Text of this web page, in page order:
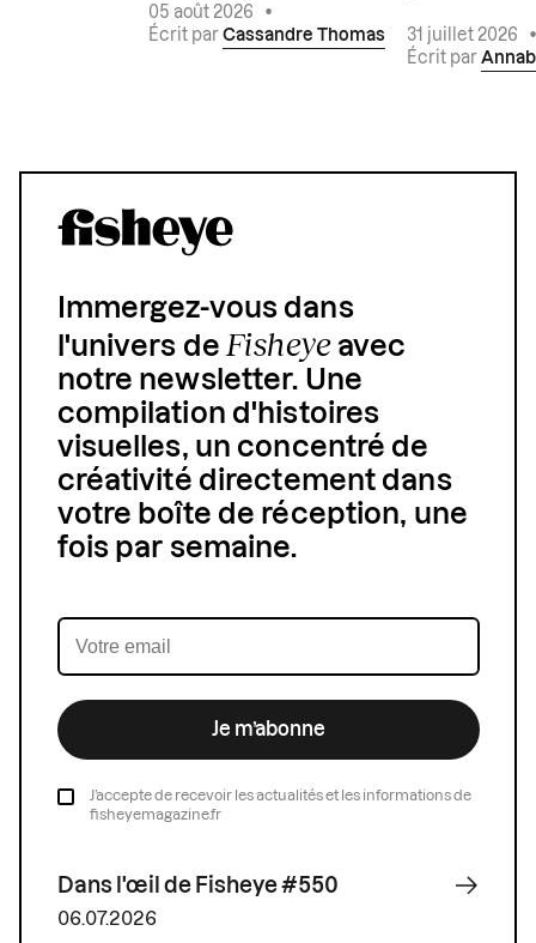
05 août 2026
•
Écrit par Cassandre Thomas 31 juillet 2026
Écrit par
Immergez-vous dans
l'univers deFisheyeavec
notre newsletter. Une
compilation d'histoires
visuelles, un concentré de
créativité directement dans
votre boîte de réception, une
fois par semaine.
Je m’abonne
J’accepte de recevoir les actualités et les informations de
fisheyemagazine.fr
Dans l'œil de Fisheye #550
06.07.2026